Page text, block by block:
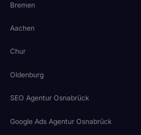
Bremen
Aachen
Chur
Oldenburg
SEO Agentur Osnabrück
Google Ads Agentur Osnabrück